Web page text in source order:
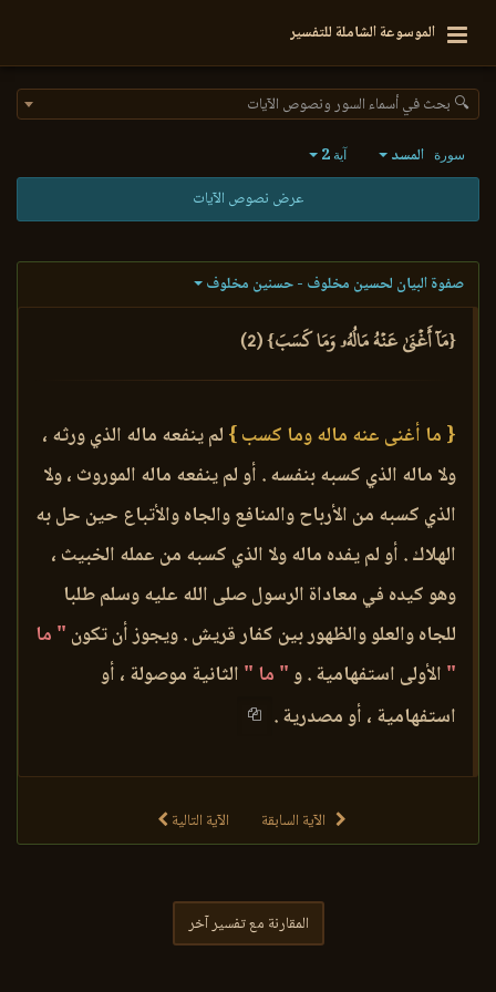
الموسوعة الشاملة للتفسير
🔍 بحث في أسماء السور ونصوص الآيات
سورة المسد آية 2
عرض نصوص الآيات
صفوة البيان لحسين مخلوف - حسنين مخلوف
{مَآ أَغۡنَىٰ عَنۡهُ مَالُهُۥ وَمَا كَسَبَ} (2)
{ ما أغنى عنه ماله وما كسب } لم ينفعه ماله الذي ورثه ،
ولا ماله الذي كسبه بنفسه . أو لم ينفعه ماله الموروث ، ولا
الذي كسبه من الأرباح والمنافع والجاه والأتباع حين حل به
الهلاك . أو لم يفده ماله ولا الذي كسبه من عمله الخبيث ،
وهو كيده في معاداة الرسول صلى الله عليه وسلم طلبا
للجاه والعلو والظهور بين كفار قريش . ويجوز أن تكون " ما
" الأولى استفهامية . و" ما " الثانية موصولة ، أو
استفهامية ، أو مصدرية .
الآية السابقة الآية التالية
المقارنة مع تفسير آخر